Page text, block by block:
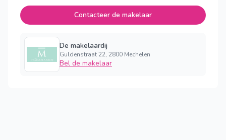
Contacteer de makelaar
De makelaardij
Guldenstraat 22, 2800 Mechelen
Bel de makelaar